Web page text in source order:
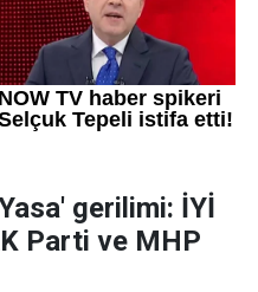
gerilimi: İYİ
Parti ve MHP